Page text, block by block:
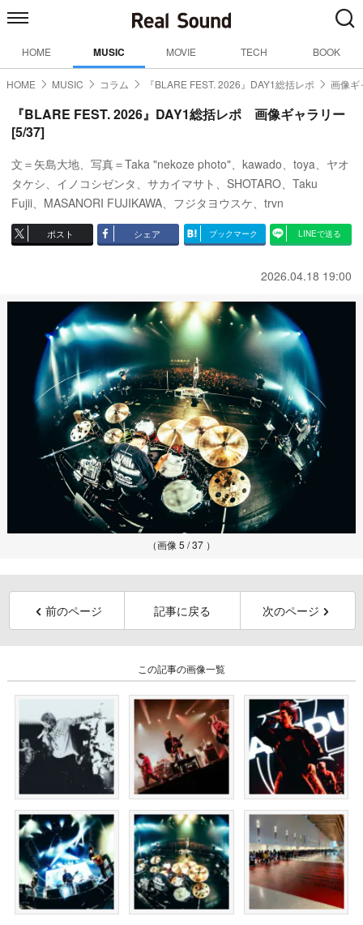
HOME MUSIC MOVIE TECH BOOK
HOME MUSIC コラム 『BLARE FEST. 2026』DAY1総括レポ 画像ギ
『BLARE FEST. 2026』DAY1総括レポ 画像ギャラリー
[5/37]
文＝矢島大地、写真＝Taka "nekoze photo"、kawado、toya、ヤオ
タケシ、イノコシゼンタ、サカイマサト、SHOTARO、Taku
Fujii、MASANORI FUJIKAWA、フジタヨウスケ、trvn
ポスト シェア ブックマーク LINEで送る
2026.04.18 19:00
（画像 5 / 37 ）
前のページ 記事に戻る 次のページ
この記事の画像一覧